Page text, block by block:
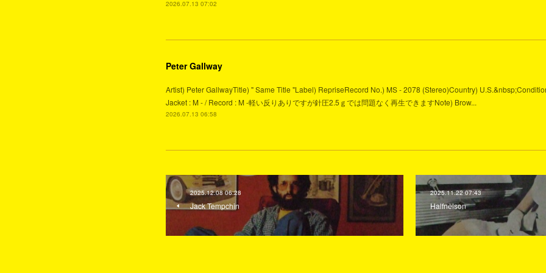
2026.07.13 07:02
Peter Gallway
Artist) Peter GallwayTitle) " Same Title "Label) RepriseRecord No.) MS - 2078 (Stereo)Country)
Jacket : M - / Record : M -軽い反りありですが針圧2.5ｇでは問題なく再生できますNote) Brow...
2026.07.13 06:58
2025.12.08 06:28
Jack Tempchin
2025.11.22 07:43
Halfnelson